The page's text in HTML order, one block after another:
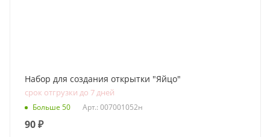
Набор для создания открытки "Яйцо"
срок отгрузки до 7 дней
Больше 50 Арт.: 007001052н
90₽